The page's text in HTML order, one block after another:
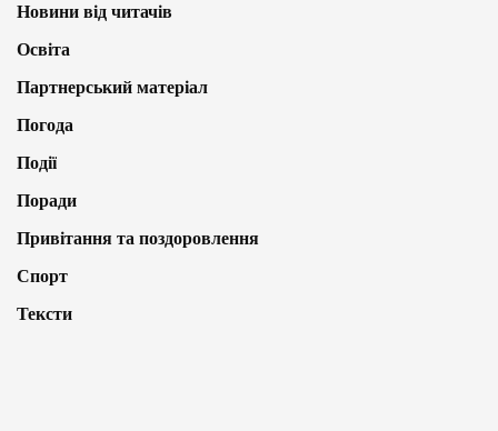
Новини від читачів
Освіта
Партнерський матеріал
Погода
Події
Поради
Привітання та поздоровлення
Спорт
Тексти